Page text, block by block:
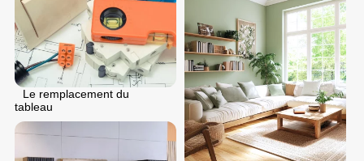
Le remplacement du
tableau